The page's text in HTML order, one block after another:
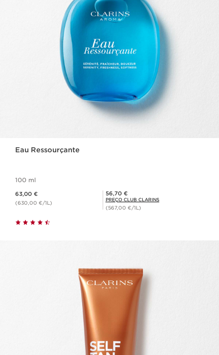
Eau Ressourçante
100 ml
63,00 €
(630,00 €/1L)
Preço Club Clarins 56,70 €
56,70 €
PREÇO CLUB CLARINS
(567,00 €/1L)